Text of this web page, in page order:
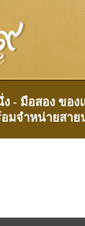
- มือสอง ขอ
มจำหน่ายสา